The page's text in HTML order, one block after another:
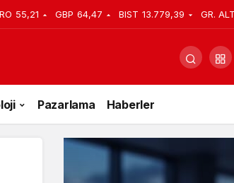
55,21 GBP 64,47 BIST 13.779,39 GR.
Pazarlama Haberler